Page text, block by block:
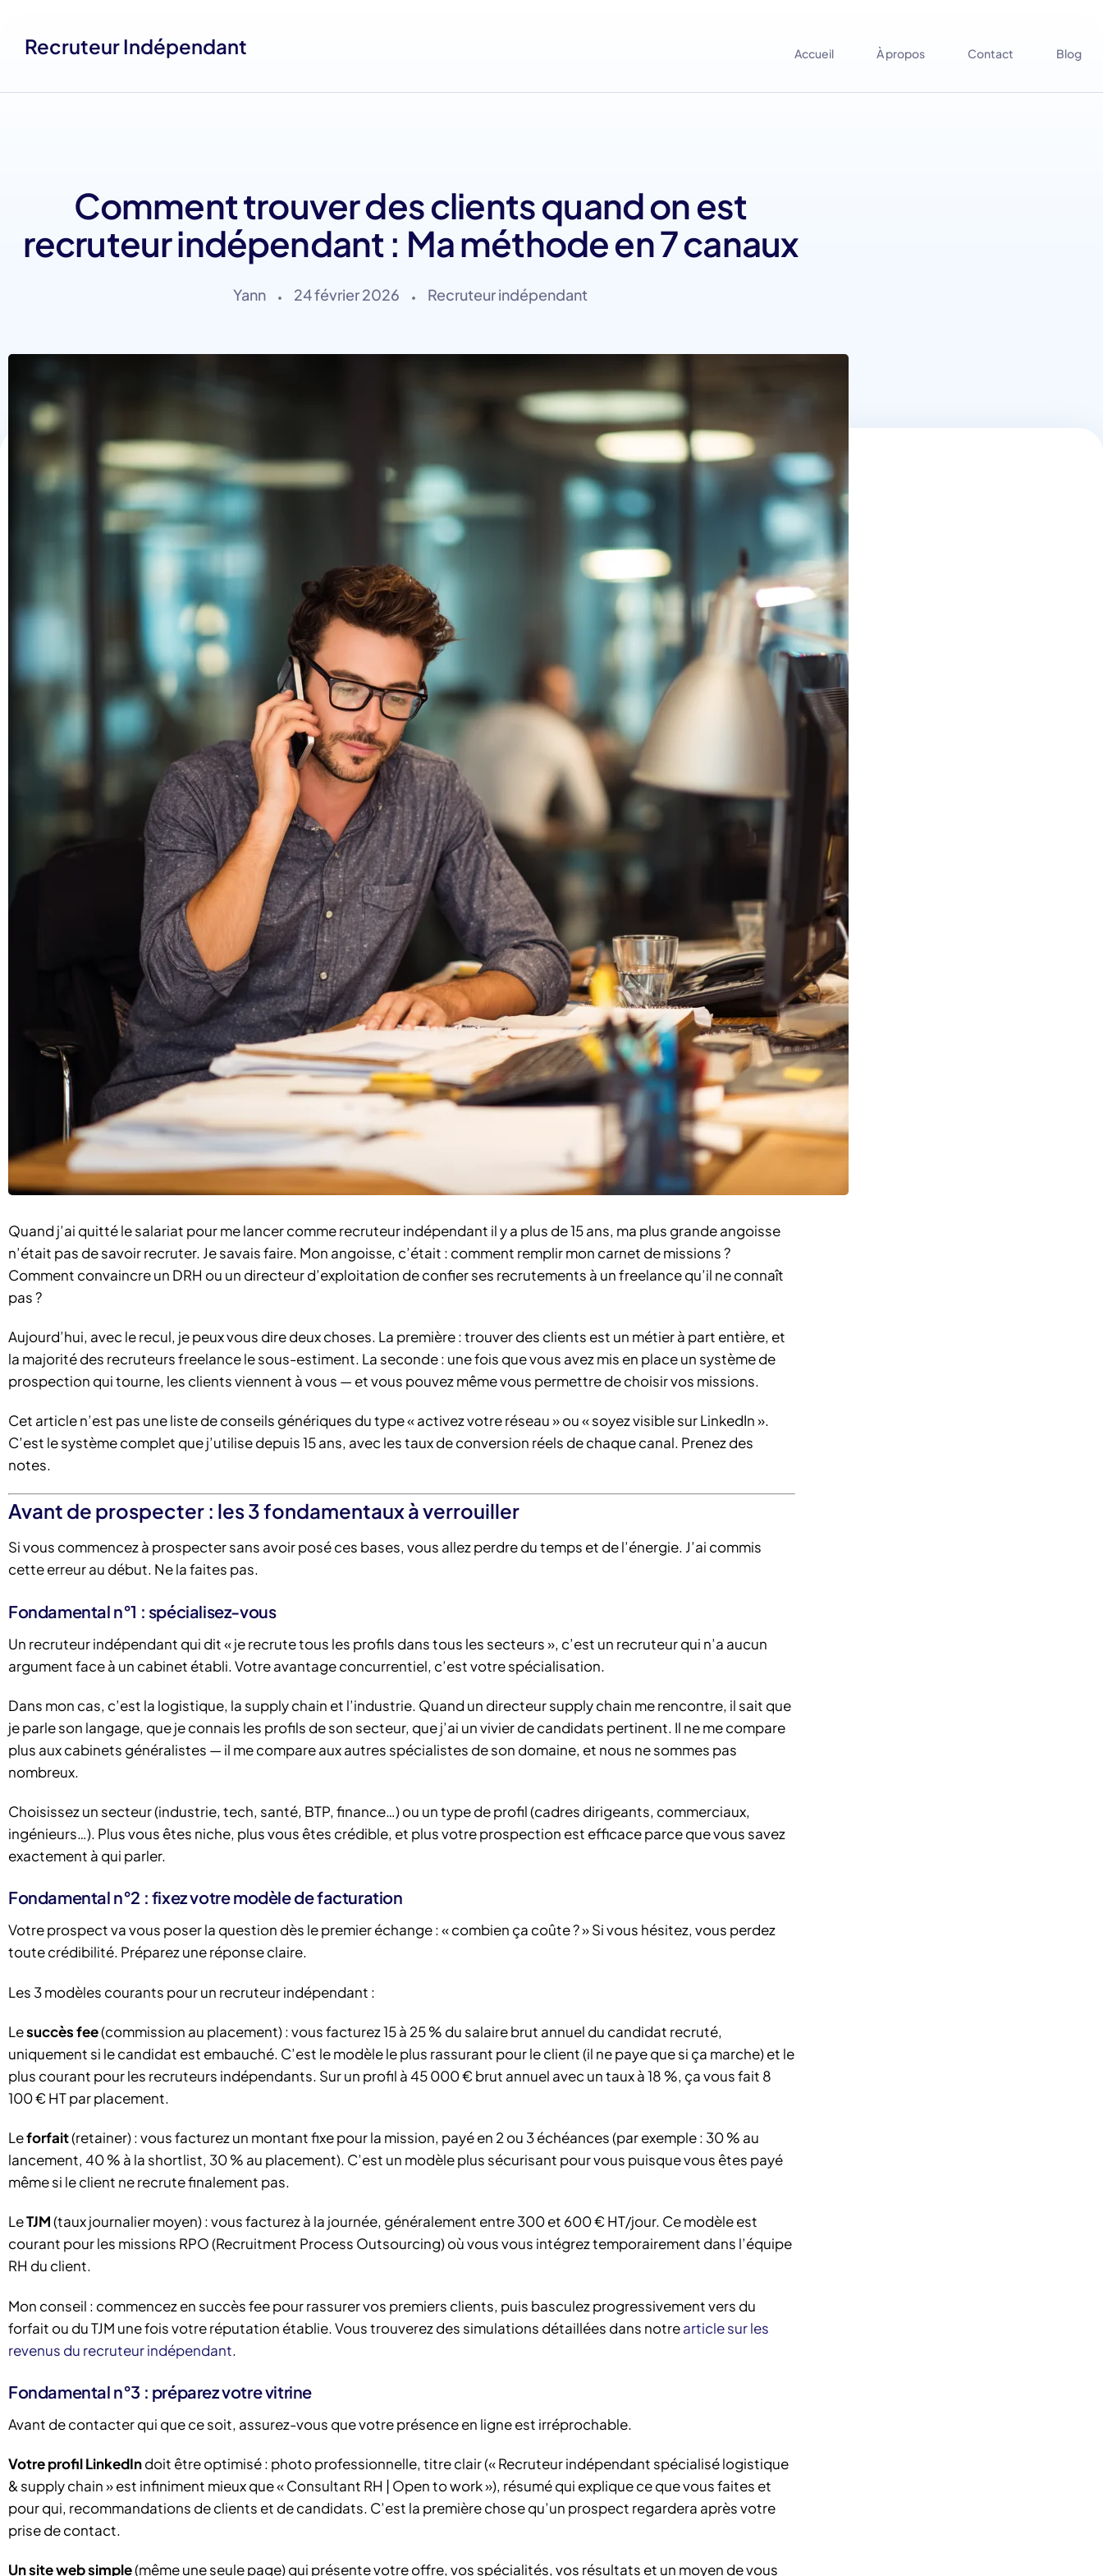
Recruteur Indépendant Accueil À propos Contact Blog
Comment trouver des clients quand on est
recruteur indépendant : Ma méthode en 7 canaux
Yann 24 février 2026 Recruteur indépendant
Quand j’ai quitté le salariat pour me lancer comme recruteur indépendant il y a plus de 15 ans, ma plus grande angoisse
n’était pas de savoir recruter. Je savais faire. Mon angoisse, c’était : comment remplir mon carnet de missions ?
Comment convaincre un DRH ou un directeur d’exploitation de confier ses recrutements à un freelance qu’il ne connaît
pas ?
Aujourd’hui, avec le recul, je peux vous dire deux choses. La première : trouver des clients est un métier à part entière, et
la majorité des recruteurs freelance le sous-estiment. La seconde : une fois que vous avez mis en place un système de
prospection qui tourne, les clients viennent à vous — et vous pouvez même vous permettre de choisir vos missions.
Cet article n’est pas une liste de conseils génériques du type « activez votre réseau » ou « soyez visible sur LinkedIn ».
C’est le système complet que j’utilise depuis 15 ans, avec les taux de conversion réels de chaque canal. Prenez des
notes.
Avant de prospecter : les 3 fondamentaux à verrouiller
Si vous commencez à prospecter sans avoir posé ces bases, vous allez perdre du temps et de l’énergie. J’ai commis
cette erreur au début. Ne la faites pas.
Fondamental n°1 : spécialisez-vous
Un recruteur indépendant qui dit « je recrute tous les profils dans tous les secteurs », c’est un recruteur qui n’a aucun
argument face à un cabinet établi. Votre avantage concurrentiel, c’est votre spécialisation.
Dans mon cas, c’est la logistique, la supply chain et l’industrie. Quand un directeur supply chain me rencontre, il sait que
je parle son langage, que je connais les profils de son secteur, que j’ai un vivier de candidats pertinent. Il ne me compare
plus aux cabinets généralistes — il me compare aux autres spécialistes de son domaine, et nous ne sommes pas
nombreux.
Choisissez un secteur (industrie, tech, santé, BTP, finance…) ou un type de profil (cadres dirigeants, commerciaux,
ingénieurs…). Plus vous êtes niche, plus vous êtes crédible, et plus votre prospection est efficace parce que vous savez
exactement à qui parler.
Fondamental n°2 : fixez votre modèle de facturation
Votre prospect va vous poser la question dès le premier échange : « combien ça coûte ? » Si vous hésitez, vous perdez
toute crédibilité. Préparez une réponse claire.
Les 3 modèles courants pour un recruteur indépendant :
Lesuccès fee(commission au placement) : vous facturez 15 à 25 % du salaire brut annuel du candidat recruté,
uniquement si le candidat est embauché. C’est le modèle le plus rassurant pour le client (il ne paye que si ça marche) et le
plus courant pour les recruteurs indépendants. Sur un profil à 45 000 € brut annuel avec un taux à 18 %, ça vous fait 8
100 € HT par placement.
Leforfait(retainer) : vous facturez un montant fixe pour la mission, payé en 2 ou 3 échéances (par exemple : 30 % au
lancement, 40 % à la shortlist, 30 % au placement). C’est un modèle plus sécurisant pour vous puisque vous êtes payé
même si le client ne recrute finalement pas.
LeTJM(taux journalier moyen) : vous facturez à la journée, généralement entre 300 et 600 € HT/jour. Ce modèle est
courant pour les missions RPO (Recruitment Process Outsourcing) où vous vous intégrez temporairement dans l’équipe
RH du client.
Mon conseil : commencez en succès fee pour rassurer vos premiers clients, puis basculez progressivement vers du
forfait ou du TJM une fois votre réputation établie. Vous trouverez des simulations détaillées dans notrearticle sur les
revenus du recruteur indépendant.
Fondamental n°3 : préparez votre vitrine
Avant de contacter qui que ce soit, assurez-vous que votre présence en ligne est irréprochable.
Votre profil LinkedIndoit être optimisé : photo professionnelle, titre clair (« Recruteur indépendant spécialisé logistique
& supply chain » est infiniment mieux que « Consultant RH | Open to work »), résumé qui explique ce que vous faites et
pour qui, recommandations de clients et de candidats. C’est la première chose qu’un prospect regardera après votre
prise de contact.
Un site web simple(même une seule page) qui présente votre offre, vos spécialités, vos résultats et un moyen de vous